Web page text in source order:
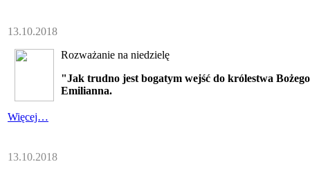
13.10.2018
Rozważanie na niedzielę
"Jak trudno jest bogatym wejść do królestwa
Emilianna.
Więcej…
13.10.2018